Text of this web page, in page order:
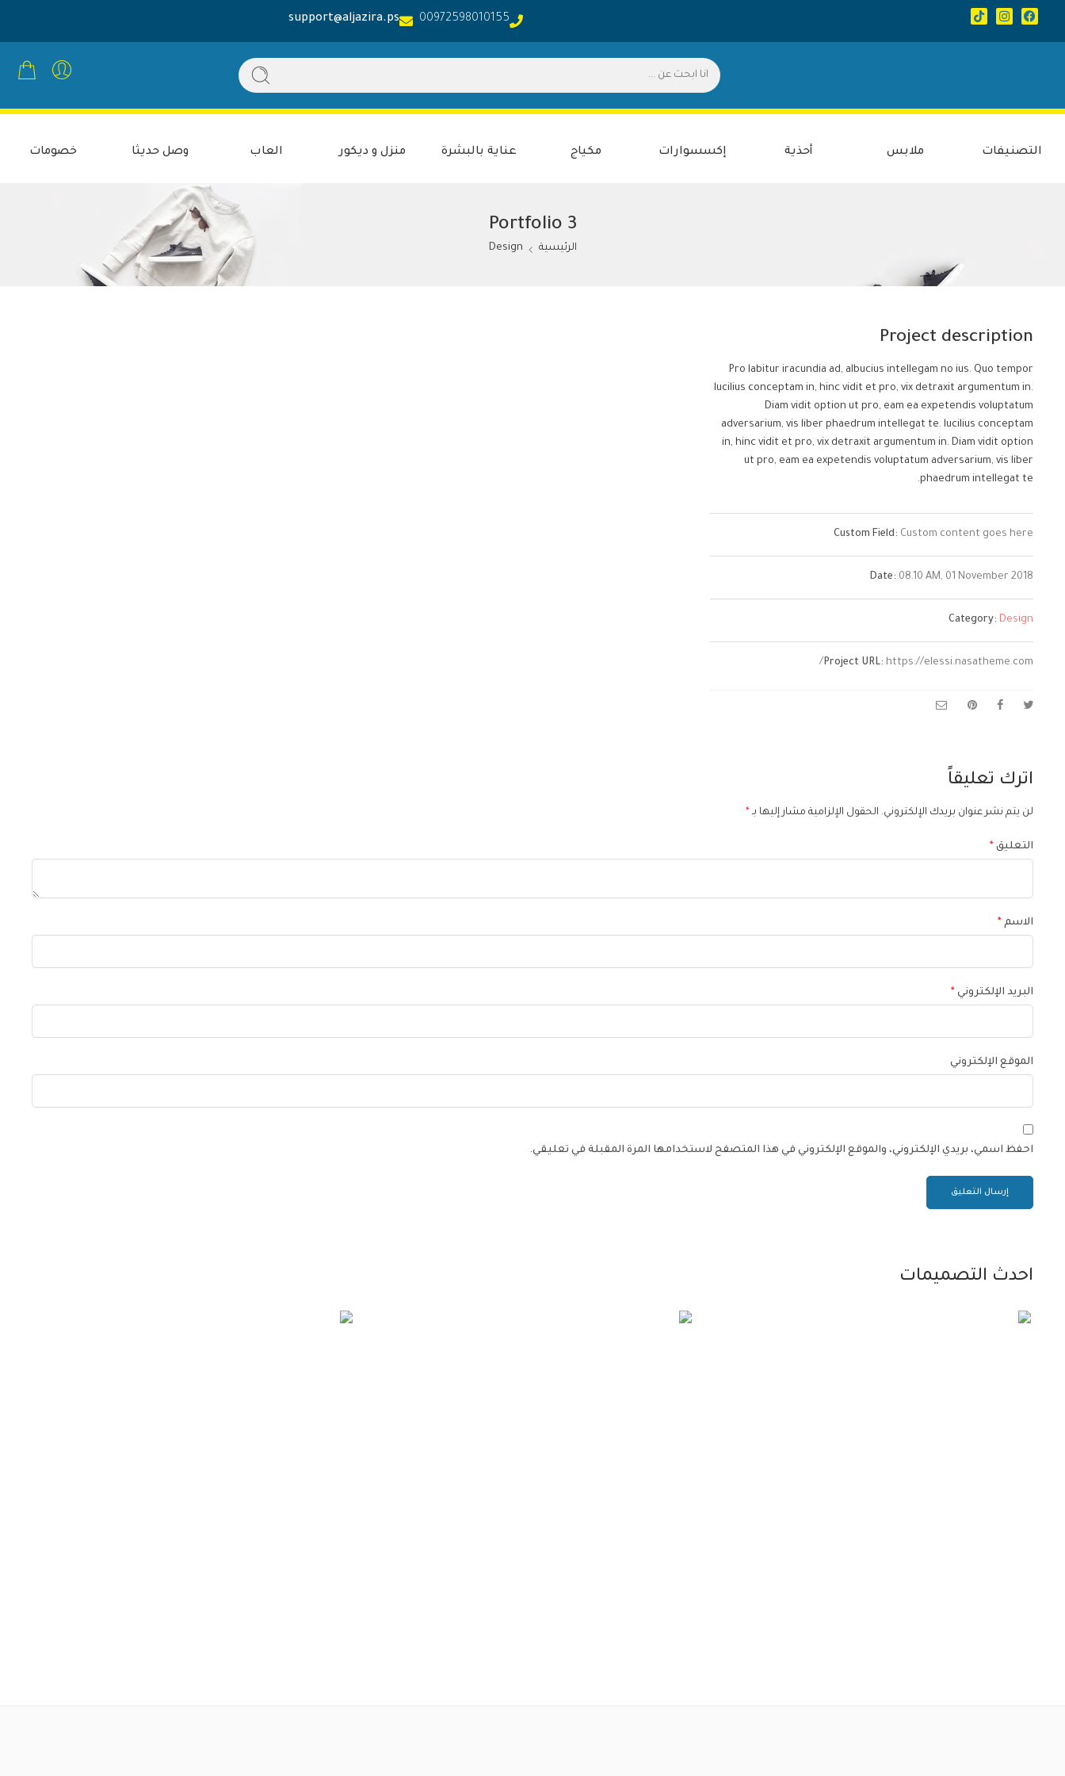
00972598010155
support@aljazira.ps
التصنيفات ملابس أحذية إكسسوارات مكياج عناية بالبشرة منزل و ديكور العاب وصل حديثا خصومات
Portfolio 3
الرئيسية Design
Project description
Pro labitur iracundia ad, albucius intellegam no ius. Quo tempor
lucilius conceptam in, hinc vidit et pro, vix detraxit argumentum in.
Diam vidit option ut pro, eam ea expetendis voluptatum
adversarium, vis liber phaedrum intellegat te. lucilius conceptam
in, hinc vidit et pro, vix detraxit argumentum in. Diam vidit option
ut pro, eam ea expetendis voluptatum adversarium, vis liber
phaedrum intellegat te.
Custom Field: Custom content goes here
Date: 08.10 AM, 01 November 2018
Category: Design
Project URL: https://elessi.nasatheme.com/
اترك تعليقاً
لن يتم نشر عنوان بريدك الإلكتروني. الحقول الإلزامية مشار إليها بـ *
التعليق *
الاسم *
البريد الإلكتروني *
الموقع الإلكتروني
احفظ اسمي، بريدي الإلكتروني، والموقع الإلكتروني في هذا المتصفح لاستخدامها المرة المقبلة في تعليقي.
احدث التصميمات